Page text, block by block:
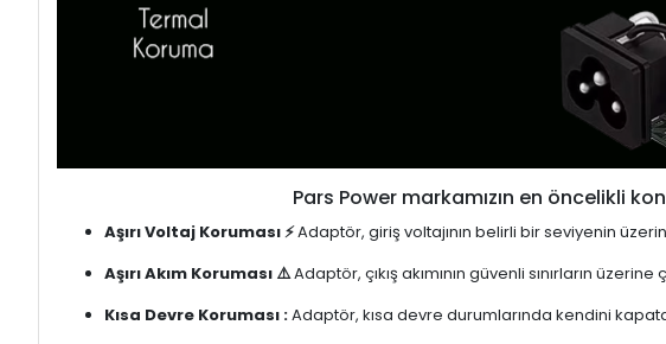
Pars Power markamızın en öncelikli
Aşırı Voltaj Koruması ⚡Adaptör, giriş voltajının belirli bir seviyenin
Aşırı Akım Koruması ⚠️Adaptör, çıkış akımının güvenli sınırların
Kısa Devre Koruması :Adaptör, kısa devre durumlarında kendini